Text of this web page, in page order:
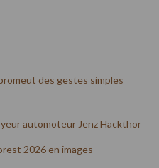
des gestes simples
automoteur Jenz Hackthor
2026 en images